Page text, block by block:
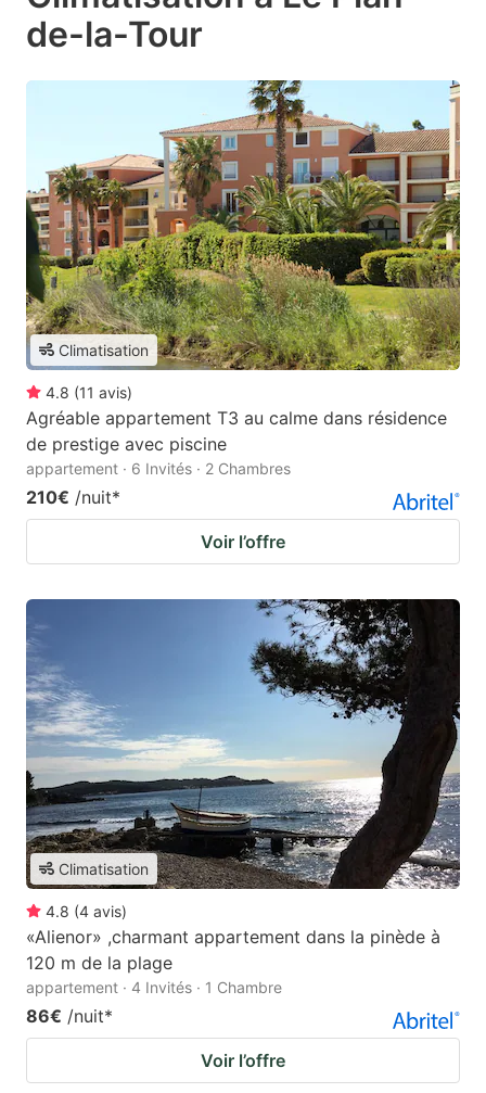
de-la-Tour
Climatisation
4.8 (11 avis)
Agréable appartement T3 au calme dans résidence
de prestige avec piscine
appartement · 6 Invités · 2 Chambres
210€ /nuit*
Voir l’offre
Climatisation
4.8 (4 avis)
«Alienor» ,charmant appartement dans la pinède à
120 m de la plage
appartement · 4 Invités · 1 Chambre
86€ /nuit*
Voir l’offre